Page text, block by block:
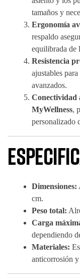
tamaños y
Ergonomía
respaldo
equilibrada de
Resistencia
ajustables
avanzados.
Conectividad
MyWellness,
personalizado
Dimensiones:
cm.
Peso total:
Carga
dependiendo
Materiales:
anticorrosión y